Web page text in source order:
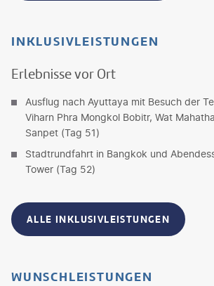
INKLUSIVLEISTUNGEN
Erlebnisse vor Ort
Ausflug nach Ayuttaya mit Besuch der
Viharn Phra Mongkol Bobitr, Wat
Sanpet (Tag 51)
Stadtrundfahrt in Bangkok und
Tower (Tag 52)
ALLE INKLUSIVLEISTUNGEN
WUNSCHLEISTUNGEN